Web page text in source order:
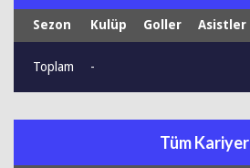
Sezon Kulüp Goller Asistler
Toplam -
Tüm Kariyer